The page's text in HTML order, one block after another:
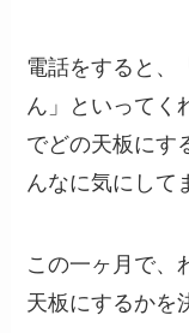
電話をすると、
ん」といってく
でどの天板にす
んなに気にして
この一ヶ月で、
天板にするかを